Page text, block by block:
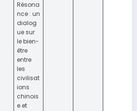
Résona
nce : un
dialog
ue sur
le bien-
être
entre
les
civilisat
ions
chinois
e et